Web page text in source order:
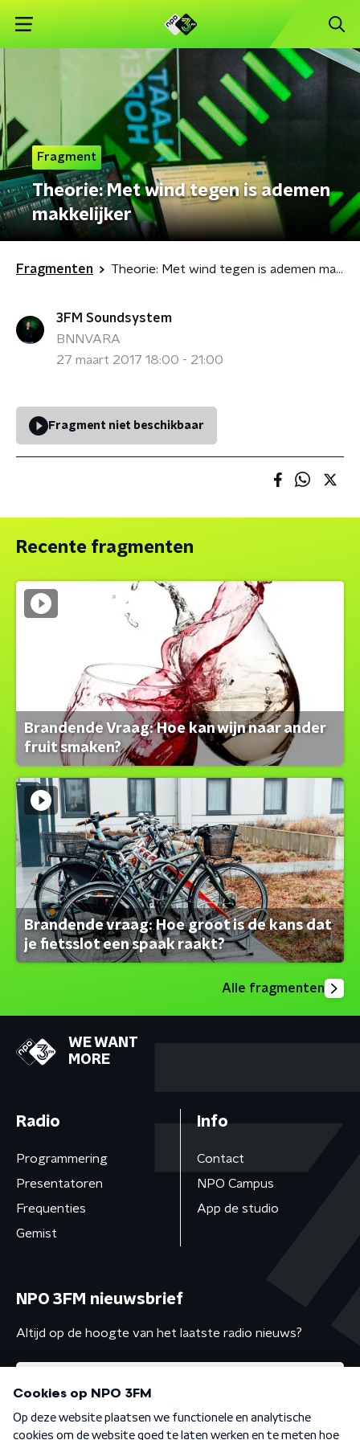
Fragment
Theorie: Met wind tegen is ademen
makkelijker
Fragmenten Theorie: Met wind tegen is ademen makkelijker
3FM Soundsystem
BNNVARA
27 maart 2017 18:00 - 21:00
Fragment niet beschikbaar
Recente fragmenten
Brandende Vraag: Hoe kan wijn naar ander
fruit smaken?
Brandende vraag: Hoe groot is de kans dat
je fietsslot een spaak raakt?
Alle fragmenten
WE WANT
MORE
Radio
Programmering
Presentatoren
Frequenties
Gemist
Info
Contact
NPO Campus
App de studio
NPO 3FM nieuwsbrief
Altijd op de hoogte van het laatste radio nieuws?